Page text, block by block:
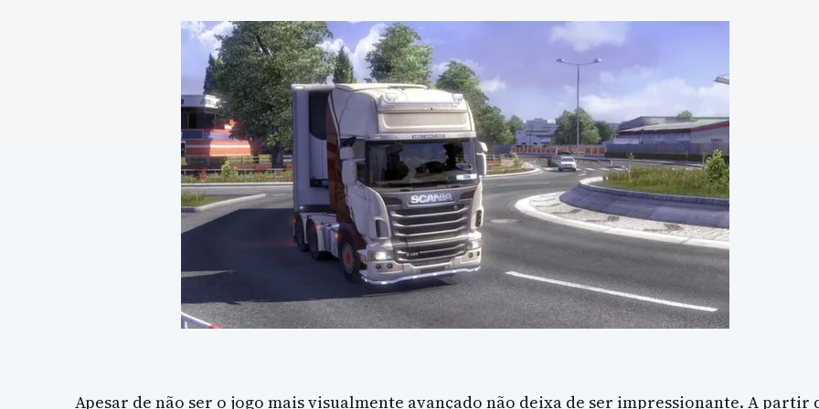
Apesar de não ser o jogo mais visualmente avançado não deixa de ser impressionante. A partir